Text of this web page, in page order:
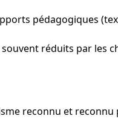
pédagogiques
réduits par les
reconnu et